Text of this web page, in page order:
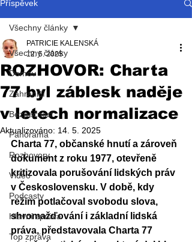
Příspěvek
Všechny články
Domov
Zahraničí
Bezpečnost
Panorama
Rozhovory
Video
Podcasty
Hlavní zpráva
Top zpráva
Všechny články
ROZHOVOR: Charta
77 byl záblesk naděje
v letech normalizace
PATRICIE KALENSKÁ
12. 5. 2025
Aktualizováno: 14. 5. 2025
Charta 77, občanské hnutí a zároveň
dokument z roku 1977, otevřeně
kritizovala porušování lidských práv
v Československu. V době, kdy
režim potlačoval svobodu slova,
shromažďování i základní lidská
práva, představovala Charta 77